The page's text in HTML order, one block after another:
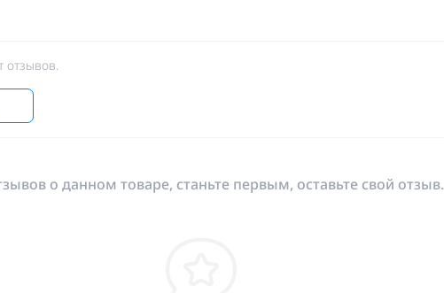
отзывов.
о данном товаре, станьте первым, оставьте свой отзыв.